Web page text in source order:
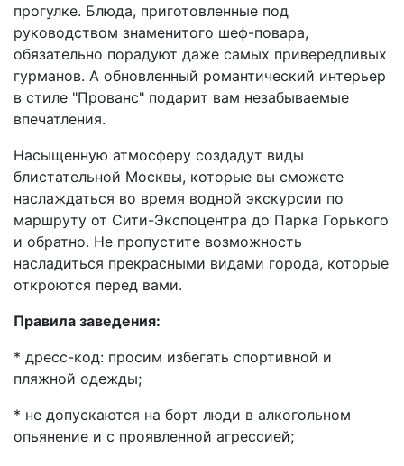
прогулке. Блюда, приготовленные под
руководством знаменитого шеф-повара,
обязательно порадуют даже самых привередливых
гурманов. А обновленный романтический интерьер
в стиле "Прованс" подарит вам незабываемые
впечатления.
Насыщенную атмосферу создадут виды
блистательной Москвы, которые вы сможете
наслаждаться во время водной экскурсии по
маршруту от Сити-Экспоцентра до Парка Горького
и обратно. Не пропустите возможность
насладиться прекрасными видами города, которые
откроются перед вами.
Правила заведения:
* дресс-код: просим избегать спортивной и
пляжной одежды;
* не допускаются на борт люди в алкогольном
опьянение и с проявленной агрессией;